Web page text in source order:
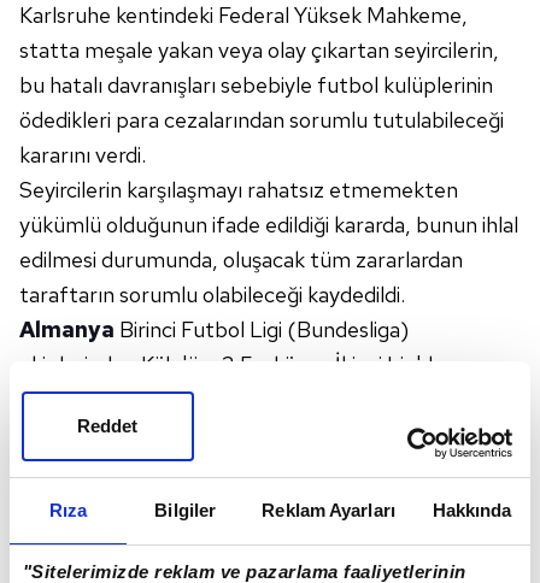
Rıza Bilgiler Reklam Ayarları Hakkında
"Sitelerimizde reklam ve pazarlama faaliyetlerinin
Reddet
Karlsruhe kentindeki Federal Yüksek Mahkeme,
statta meşale yakan veya olay çıkartan seyircilerin,
bu hatalı davranışları sebebiyle futbol kulüplerinin
ödedikleri para cezalarından sorumlu tutulabileceği
kararını verdi.
Seyircilerin karşılaşmayı rahatsız etmemekten
yükümlü olduğunun ifade edildiği kararda, bunun ihlal
edilmesi durumunda, oluşacak tüm zararlardan
taraftarın sorumlu olabileceği kaydedildi.
Almanya Birinci Futbol Ligi (Bundesliga)
ekiplerinden Köln'ün, 2,5 yıl önce İkinci Lig'de
Paderborn'a karşı evinde oynadığı maçta bir
taraftar, meşale yakarak 7 seyircinin yaralanmasına
sebep olmuştu. Bundan dolayı ev sahibi kulüp,
Almanya Futbol Federasyonu (DFB) tarafından 50
bin avro para cezasına çarptırılmıştı.
Köln Kulübü, cezayı ödedikten sonra söz konusu